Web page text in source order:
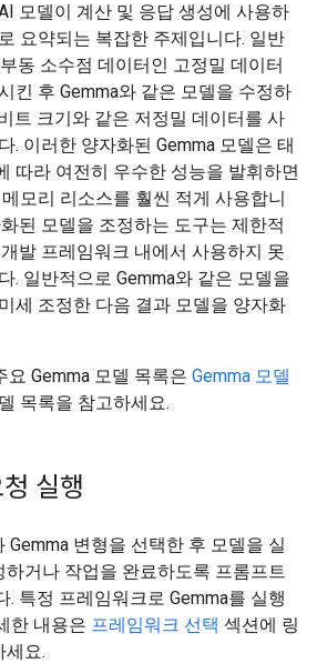
모델이 계산 및 응답 생성에 사용하
요약되는 복잡한 주제입니다. 일반
동 소수점 데이터인 고정밀 데이터
킨 후 Gemma와 같은 모델을 수정하
트 크기와 같은 저정밀 데이터를 사
. 이러한 양자화된 Gemma 모델은 태
따라 여전히 우수한 성능을 발휘하면
모리 리소스를 훨씬 적게 사용합니
된 모델을 조정하는 도구는 제한적
발 프레임워크 내에서 사용하지 못
. 일반적으로 Gemma와 같은 모델을
세 조정한 다음 결과 모델을 양자화
Gemma 모델 목록은 Gemma 모델
목록을 참고하세요.
실행
Gemma 변형을 선택한 후 모델을 실
거나 작업을 완료하도록 프롬프트
. 특정 프레임워크로 Gemma를 실행
한 내용은 프레임워크 선택 섹션에 링
세요.